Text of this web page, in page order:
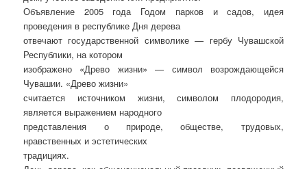
Объявление 2005 года Годом парков и садов, идея
проведения в республике Дня дерева
отвечают государственной символике — гербу Чувашской
Республики, на котором
изображено «Древо жизни» — символ возрождающейся
Чувашии. «Древо жизни»
считается источником жизни, символом плодородия,
является выражением народного
представления о природе, обществе, трудовых,
нравственных и эстетических
традициях.